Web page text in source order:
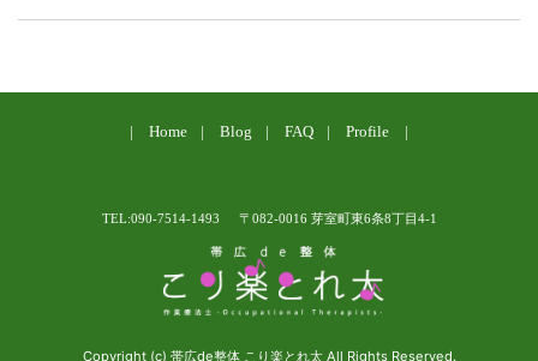
Home Blog FAQ Profile
TEL:090-7514-1493 〒082-0016 芽室町東6条8丁目4-1
Copyright (c) 帯広de整体 こり楽とれ太 All Rights Reserved.